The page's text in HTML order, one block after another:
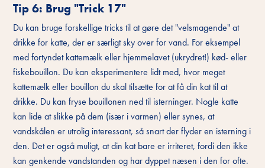
Tip 6: Brug "Trick 17"
Du kan bruge forskellige tricks til at gøre det "velsmagende" at
drikke for katte, der er særligt sky over for vand. For eksempel
med fortyndet kattemælk eller hjemmelavet (ukrydret!) kød- eller
fiskebouillon. Du kan eksperimentere lidt med, hvor meget
kattemælk eller bouillon du skal tilsætte for at få din kat til at
drikke. Du kan fryse bouillonen ned til isterninger. Nogle katte
kan lide at slikke på dem (især i varmen) eller synes, at
vandskålen er utrolig interessant, så snart der flyder en isterning i
den. Det er også muligt, at din kat bare er irriteret, fordi den ikke
kan genkende vandstanden og har dyppet næsen i den for ofte.